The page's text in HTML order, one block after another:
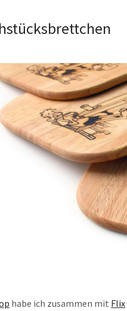
habe ich zusammen mit Flix